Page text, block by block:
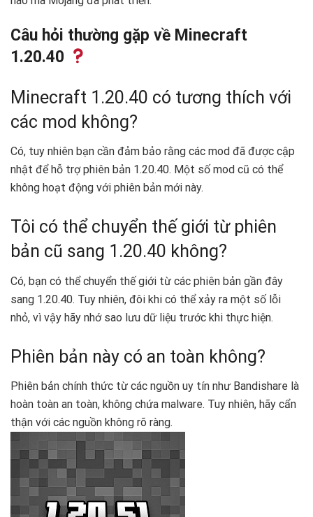
Câu hỏi thường gặp về Minecraft
1.20.40
Minecraft 1.20.40 có tương thích với
các mod không?
Có, tuy nhiên bạn cần đảm bảo rằng các mod đã được cập
nhật để hỗ trợ phiên bản 1.20.40. Một số mod cũ có thể
không hoạt động với phiên bản mới này.
Tôi có thể chuyển thế giới từ phiên
bản cũ sang 1.20.40 không?
Có, bạn có thể chuyển thế giới từ các phiên bản gần đây
sang 1.20.40. Tuy nhiên, đôi khi có thể xảy ra một số lỗi
nhỏ, vì vậy hãy nhớ sao lưu dữ liệu trước khi thực hiện.
Phiên bản này có an toàn không?
Phiên bản chính thức từ các nguồn uy tín như Bandishare là
hoàn toàn an toàn, không chứa malware. Tuy nhiên, hãy cẩn
thận với các nguồn không rõ ràng.